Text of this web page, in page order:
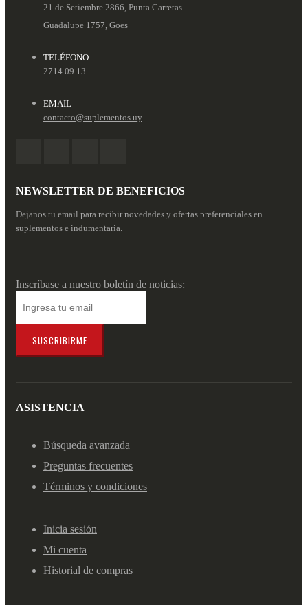
21 de Setiembre 2866, Punta Carretas
Guadalupe 1757, Goes
TELÉFONO
2714 09 13
EMAIL
contacto@suplementos.uy
NEWSLETTER DE BENEFICIOS
Dejanos tu email para recibir novedades y ofertas preferenciales en
suplementos e indumentaria.
Inscríbase a nuestro boletín de noticias:
SUSCRIBIRME
ASISTENCIA
Búsqueda avanzada
Preguntas frecuentes
Términos y condiciones
Inicia sesión
Mi cuenta
Historial de compras